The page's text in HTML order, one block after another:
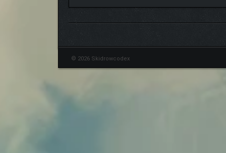
© 2026 Skidrowcodex